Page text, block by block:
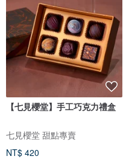
【七見櫻堂】手工巧克力禮盒
七見櫻堂 甜點專賣
NT$ 420